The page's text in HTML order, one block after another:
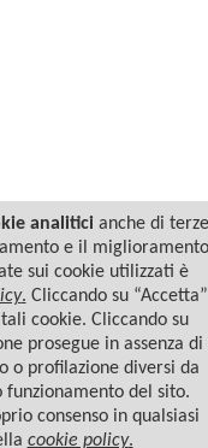
10323461003 |
Informativa
analiticianche di terze
e il miglioramento
sui cookie utilizzati è
. Cliccando su “Accetta”
cookie. Cliccando su
prosegue in assenza di
o profilazione diversi da
del sito.
consenso in qualsiasi
cookie policy.